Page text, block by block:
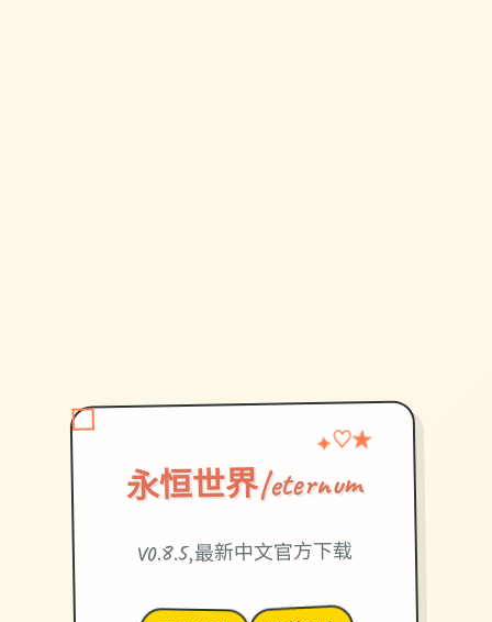
永恒世界|eternum
✦♡★
V0.8.5,最新中文官方下载